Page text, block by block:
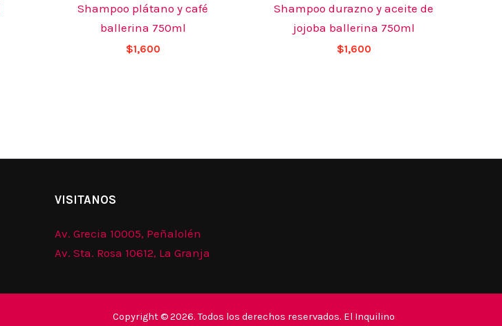
Shampoo plátano y café
ballerina 750ml
$1,600
Shampoo durazno y aceite de
jojoba ballerina 750ml
$1,600
VISITANOS
Av. Grecia 10005, Peñalolén
Av. Sta. Rosa 10612, La Granja
Copyright © 2026. Todos los derechos reservados. El Inquilino